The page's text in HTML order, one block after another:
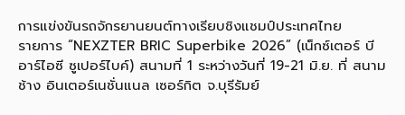
การแข่งขันรถจักรยานยนต์ทางเรียบชิงแชมป์ประเทศไทย
รายการ “NEXZTER BRIC Superbike 2026” (เน็กซ์เตอร์ บี
อาร์ไอซี ซูเปอร์ไบค์) สนามที่ 1 ระหว่างวันที่ 19-21 มิ.ย. ที่ สนาม
ช้าง อินเตอร์เนชั่นแนล เซอร์กิต จ.บุรีรัมย์